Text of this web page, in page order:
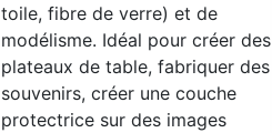
toile, fibre de verre) et de
modélisme. Idéal pour créer des
plateaux de table, fabriquer des
souvenirs, créer une couche
protectrice sur des images